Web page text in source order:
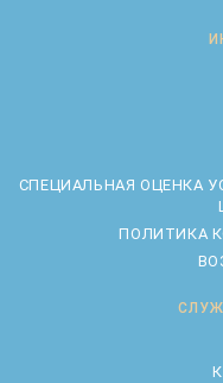
CПЕЦИАЛЬНАЯ ОЦЕНКА
ПОЛИТИКА